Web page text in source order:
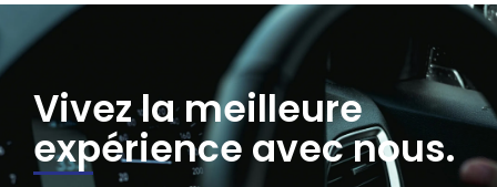
Vivez la meilleure
expérience avec nous.